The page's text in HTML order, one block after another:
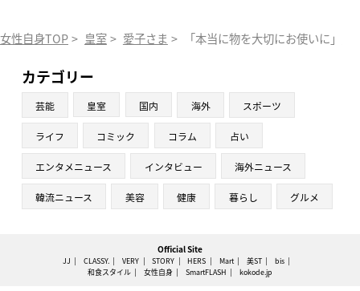
女性自身TOP > 皇室 > 愛子さま > 「本当に物を大切にお使いに」
カテゴリー
芸能 皇室 国内 海外 スポーツ
ライフ コミック コラム 占い
エンタメニュース インタビュー 海外ニュース
韓流ニュース 美容 健康 暮らし グルメ
Official Site
JJ CLASSY. VERY STORY HERS Mart 美ST
bis
和食スタイル
女性自身 SmartFLASH kokode.jp